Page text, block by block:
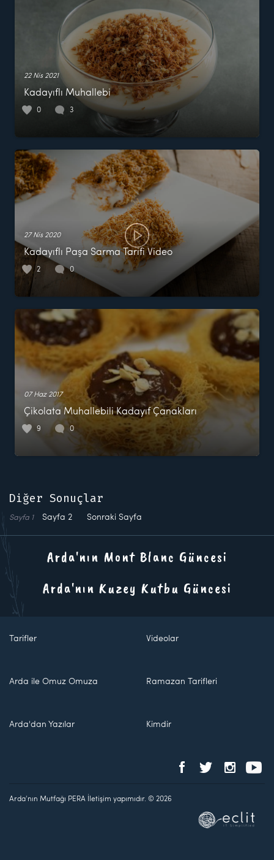
22 Nis 2021
Kadayıflı Muhallebi
0 3
27 Nis 2020
Kadayıflı Paşa Sarma Tarifi Video
2 0
07 Haz 2017
Çikolata Muhallebili Kadayıf Çanakları
9 0
Diğer Sonuçlar
Sayfa 1 Sayfa 2 Sonraki Sayfa
Arda'nın Mont Blanc Güncesi
Arda'nın Kuzey Kutbu Güncesi
Tarifler Videolar
Arda ile Omuz Omuza Ramazan Tarifleri
Arda'dan Yazılar Kimdir
Arda'nın Mutfağı PERA İletişim yapımıdır. © 2026